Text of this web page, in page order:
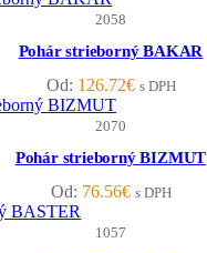
2058
Pohár strieborný BAKAR
Od: 126.72€ s DPH
2070
Pohár strieborný BIZMUT
Od: 76.56€ s DPH
1057